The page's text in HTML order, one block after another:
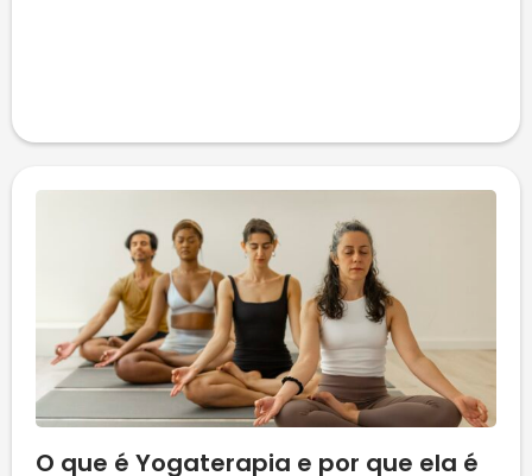
O que é Yogaterapia e por que ela é